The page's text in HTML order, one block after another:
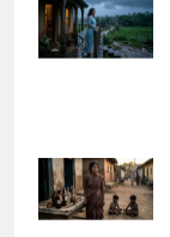
कहे जाते हैं।